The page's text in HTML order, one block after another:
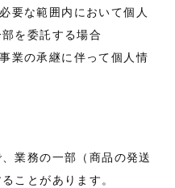
要な範囲内において個人
を委託する場合
業の承継に伴って個人情
業務の一部（商品の発送
ことがあります。